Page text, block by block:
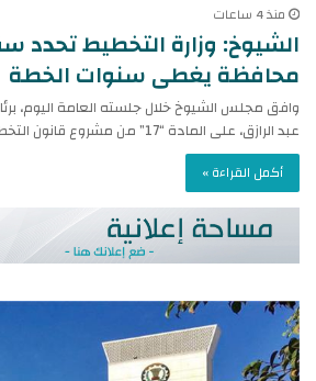
منذ 4 ساعات
الشيوخ: وزارة التخطيط تحدد
محافظة يغطى سنوات الخطة
وافق مجلس الشيوخ خلال جلسته العامة اليوم،
عبد الرازق، على المادة “17” من مشروع قانون التخطيط…
أكمل القراءة »